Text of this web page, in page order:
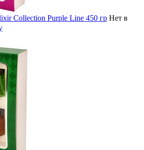
Collection Purple Line 450 гр Нет в